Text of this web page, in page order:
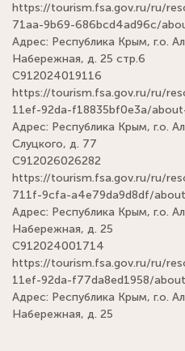
https://tourism.fsa.gov.ru/ru/
71aa-9b69-686bcd4ad96c/
Адрес: Республика Крым, г.о.
Набережная, д. 25 стр.6
С912024019116
https://tourism.fsa.gov.ru/ru/
11ef-92da-f18835bf0e3a/
Адрес: Республика Крым, г.о.
Слуцкого, д. 77
С912026026282
https://tourism.fsa.gov.ru/ru/
711f-9cfa-a4e79da9d8df/
Адрес: Республика Крым, г.о.
Набережная, д. 25
С912024001714
https://tourism.fsa.gov.ru/ru/
11ef-92da-f77da8ed1958/
Адрес: Республика Крым, г.о.
Набережная, д. 25